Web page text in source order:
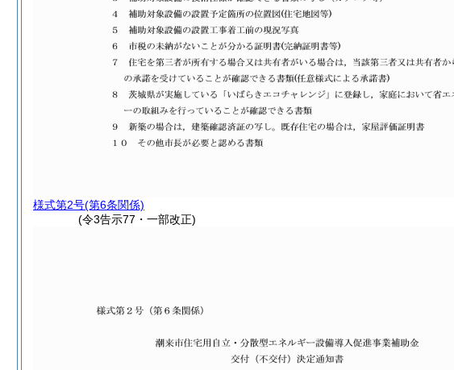
様式第2号(第6条関係)
(令3告示77・一部改正)